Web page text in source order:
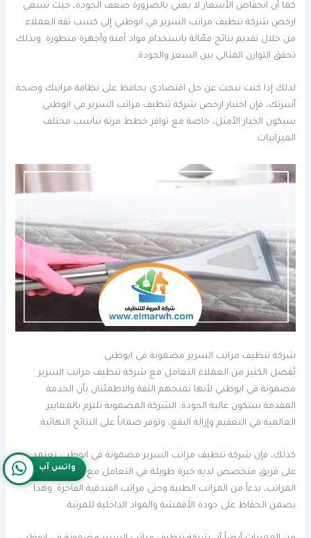
كما أن انخفاض الأسعار لا يعني بالضرورة ضعف الجودة، حيث تسعى
ارخص شركة تنظيف مراتب السرير في ابوظبي إلى كسب ثقة العملاء
من خلال تقديم نتائج فعّالة باستخدام مواد آمنة وأجهزة متطورة. وبذلك
تحقق التوازن المثالي بين السعر والجودة.
لذلك إذا كنت تبحث عن حل اقتصادي يحافظ على نظافة مراتبك وصحة
أسرتك، فإن اختيار ارخص شركة تنظيف مراتب السرير في ابوظبي
سيكون الخيار الأمثل، خاصة مع توافر خطط مرنة تناسب مختلف
الميزانيات.
شركة تنظيف مراتب السرير مضمونة في ابوظبي
يُفضل الكثير من العملاء التعامل مع شركة تنظيف مراتب السرير
مضمونة في ابوظبي لأنها تمنحهم الثقة والاطمئنان بأن الخدمة
المقدمة ستكون عالية الجودة. الشركة المضمونة تلتزم بالمعايير
العالمية في التعقيم وإزالة البقع، وتوفر ضماناً على النتائج النهائية.
كذلك، فإن شركة تنظيف مراتب السرير مضمونة في ابوظبي تعتمد
على فريق متخصص لديه خبرة طويلة في التعامل مع جميع أنواع
المراتب، بدءاً من المراتب الطبية وحتى مراتب الفندقية الفاخرة. وهذا
يضمن الحفاظ على جودة الأقمشة والمواد الداخلية للمرتبة.
واتس آب